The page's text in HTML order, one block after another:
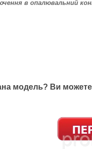
в опалювальний
модель? Ви